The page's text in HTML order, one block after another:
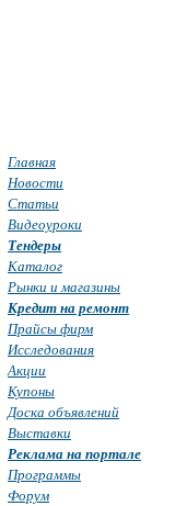
Главная
Новости
Статьи
Видеоуроки
Тендеры
Каталог
Рынки и магазины
Кредит на ремонт
Прайсы фирм
Исследования
Акции
Купоны
Доска объявлений
Выставки
Реклама на портале
Программы
Форум